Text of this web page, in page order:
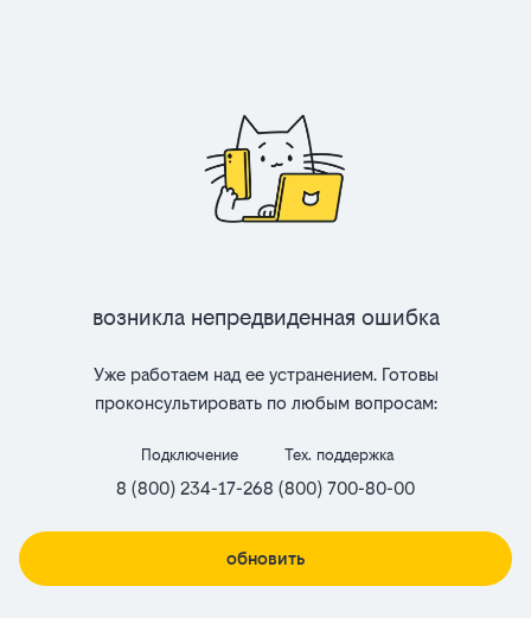
Возникла непредвиденная ошибка
Уже работаем над ее устранением. Готовы
проконсультировать по любым вопросам:
Подключение
8 (800) 234-17-26
Тех. поддержка
8 (800) 700-80-00
обновить